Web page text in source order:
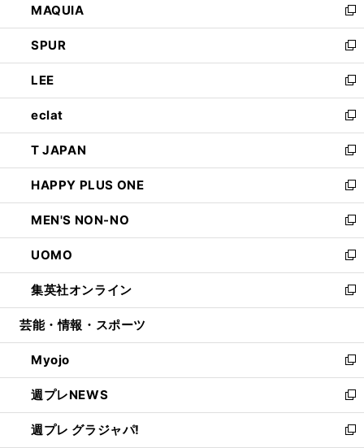
ド
ウ
で
開
く
ィ
ン
ド
ウ
で
開
く
い
ウ
ィ
ン
ド
ウ
で
開
く
MAQUIA
新
し
い
ウ
ィ
ン
ド
ウ
で
開
く
SPUR
新
し
い
ウ
ィ
ン
ド
ウ
で
開
く
LEE
新
し
い
ウ
ィ
ン
ド
ウ
で
開
く
eclat
新
し
い
ウ
ィ
ン
ド
ウ
で
開
く
T JAPAN
新
し
い
ウ
ィ
ン
ド
ウ
で
開
HAPPY PLUS ONE
新
し
い
ウ
ィ
ン
ド
ウ
開
く
MEN'S NON-NO
新
し
い
ウ
ィ
ン
ウ
で
開
く
UOMO
新
し
い
ウ
ン
ド
ウ
で
開
く
集英社オンライン
新
し
ウ
ィ
ン
ド
ウ
で
芸能・情報・スポーツ
Myojo
新
し
い
ウ
ィ
週プレNEWS
新
し
い
週プレ グラジャパ!
新